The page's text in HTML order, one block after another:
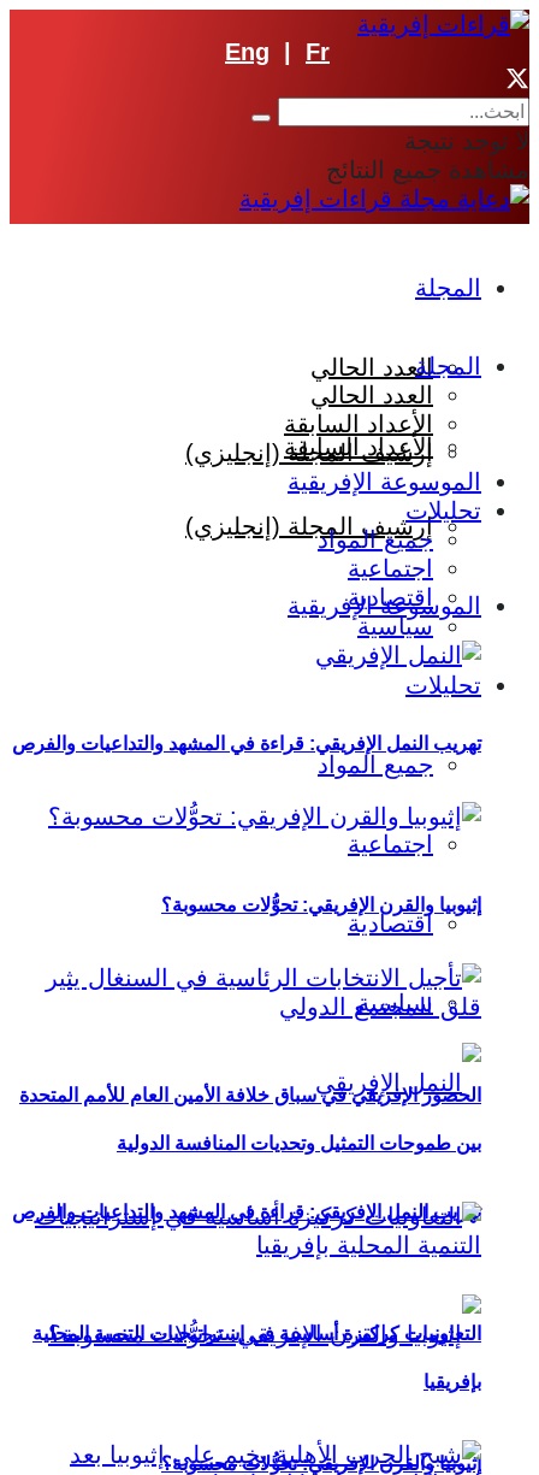
Eng Fr
لا توجد نتيجة
مشاهدة جميع النتائج
المجلة
العدد الحالي
الأعداد السابقة
إرشيف المجلة (إنجليزي)
الموسوعة الإفريقية
تحليلات
جميع المواد
اجتماعية
اقتصادية
سياسية
تهريب النمل الإفريقي: قراءة في المشهد والتداعيات والفرص
إثيوبيا والقرن الإفريقي: تحوُّلات محسوبة؟
المجلة
العدد الحالي
الأعداد السابقة
إرشيف المجلة (إنجليزي)
الموسوعة الإفريقية
تحليلات
جميع المواد
اجتماعية
اقتصادية
سياسية
تهريب النمل الإفريقي: قراءة في المشهد والتداعيات والفرص
إثيوبيا والقرن الإفريقي: تحوُّلات محسوبة؟
الحضور الإفريقي في سباق خلافة الأمين العام للأمم المتحدة
بين طموحات التمثيل وتحديات المنافسة الدولية
التعاونيات كركيزة أساسية في إستراتيجيات التنمية المحلية
بإفريقيا